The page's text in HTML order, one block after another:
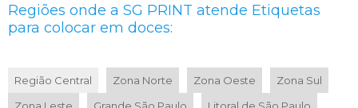
ETIQUETAS PARA GONDOLAS DE SUPERMERCADO
ETIQUETAS PARA HORTIFRUTI
ETIQUETAS PARA INDUSTRIA ALIMENTICIA
Regiões onde a SG PRINT atende Etiquetas
para colocar em doces:
Região Central Zona Norte Zona Oeste
Zona Sul